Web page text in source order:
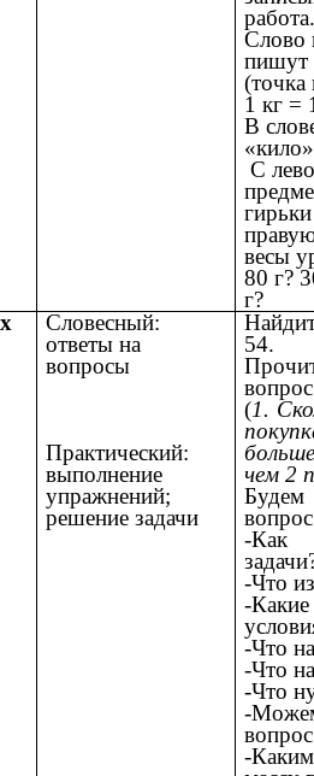
работа.
Слово
пишут
(точка
1 кг =
В
С
весы
80 г?
г?
Словесный:
ответы на
вопросы
Практический:
выполнение
упражнений;
решение задачи
54.
(1.
чем 2
-Как
-Что
-
-Что
-Что
-Что
-
-